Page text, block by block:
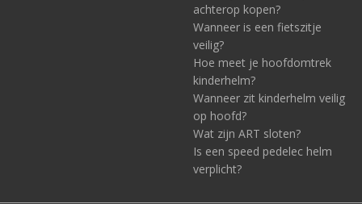
achterop kopen?
Wanneer is een fietszitje
veilig?
Hoe meet je hoofdomtrek
kinderhelm?
Wanneer zit kinderhelm veilig
op hoofd?
Wat zijn ART sloten?
Is een speed pedelec helm
verplicht?